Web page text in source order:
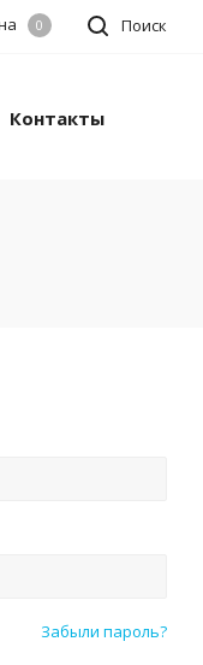
Поиск
0
Контакты
Забыли пароль?